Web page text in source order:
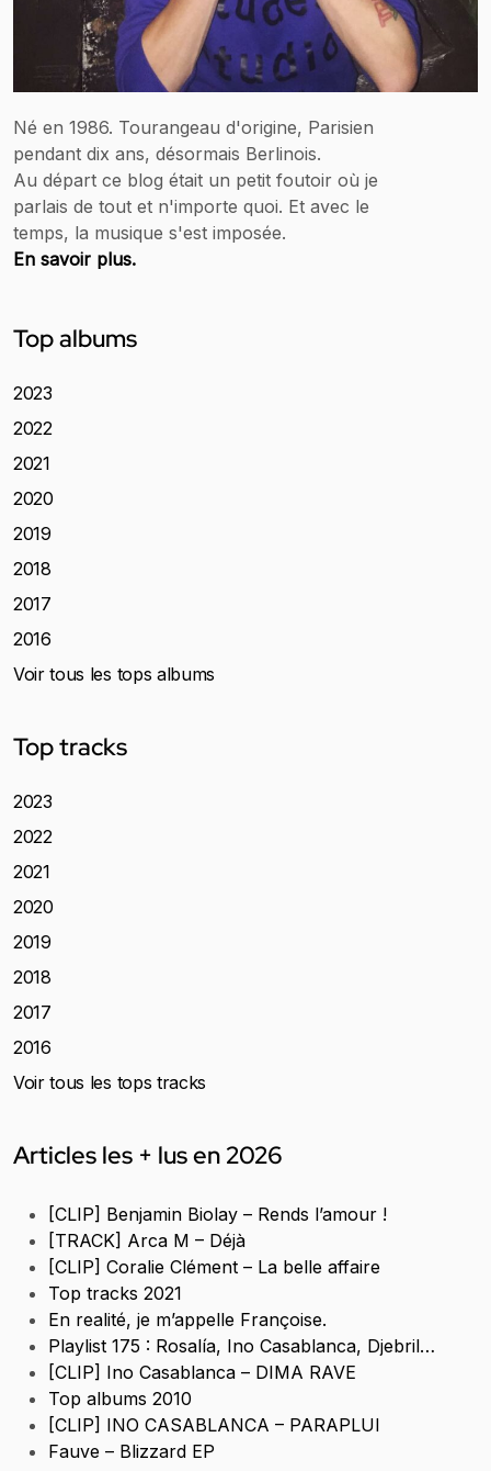
Né en 1986. Tourangeau d'origine, Parisien
pendant dix ans, désormais Berlinois.
Au départ ce blog était un petit foutoir où je
parlais de tout et n'importe quoi. Et avec le
temps, la musique s'est imposée.
En savoir plus.
Top albums
2023
2022
2021
2020
2019
2018
2017
2016
Voir tous les tops albums
Top tracks
2023
2022
2021
2020
2019
2018
2017
2016
Voir tous les tops tracks
Articles les + lus en 2026
[CLIP] Benjamin Biolay – Rends l’amour !
[TRACK] Arca M – Déjà
[CLIP] Coralie Clément – La belle affaire
Top tracks 2021
En realité, je m’appelle Françoise.
Playlist 175 : Rosalía, Ino Casablanca, Djebril…
[CLIP] Ino Casablanca – DIMA RAVE
Top albums 2010
[CLIP] INO CASABLANCA – PARAPLUI
Fauve – Blizzard EP